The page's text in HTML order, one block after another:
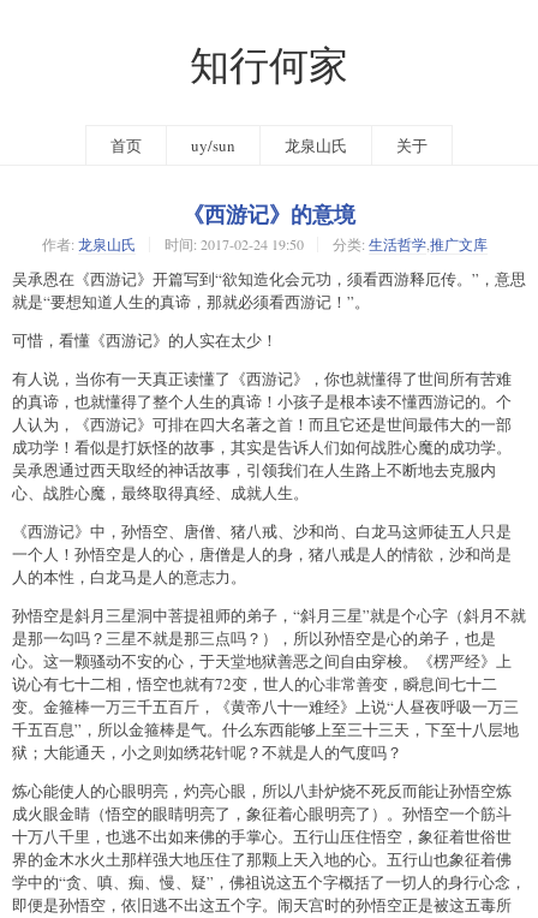
知行何家
首页 uy/sun 龙泉山氏 关于
《西游记》的意境
作者: 龙泉山氏 时间: 2017-02-24 19:50 分类: 生活哲学,推广文库
吴承恩在《西游记》开篇写到“欲知造化会元功，须看西游释厄传。”，意思
就是“要想知道人生的真谛，那就必须看西游记！”。
可惜，看懂《西游记》的人实在太少！
有人说，当你有一天真正读懂了《西游记》，你也就懂得了世间所有苦难
的真谛，也就懂得了整个人生的真谛！小孩子是根本读不懂西游记的。个
人认为，《西游记》可排在四大名著之首！而且它还是世间最伟大的一部
成功学！看似是打妖怪的故事，其实是告诉人们如何战胜心魔的成功学。
吴承恩通过西天取经的神话故事，引领我们在人生路上不断地去克服内
心、战胜心魔，最终取得真经、成就人生。
《西游记》中，孙悟空、唐僧、猪八戒、沙和尚、白龙马这师徒五人只是
一个人！孙悟空是人的心，唐僧是人的身，猪八戒是人的情欲，沙和尚是
人的本性，白龙马是人的意志力。
孙悟空是斜月三星洞中菩提祖师的弟子，“斜月三星”就是个心字（斜月不就
是那一勾吗？三星不就是那三点吗？），所以孙悟空是心的弟子，也是
心。这一颗骚动不安的心，于天堂地狱善恶之间自由穿梭。《楞严经》上
说心有七十二相，悟空也就有72变，世人的心非常善变，瞬息间七十二
变。金箍棒一万三千五百斤，《黄帝八十一难经》上说“人昼夜呼吸一万三
千五百息”，所以金箍棒是气。什么东西能够上至三十三天，下至十八层地
狱；大能通天，小之则如绣花针呢？不就是人的气度吗？
炼心能使人的心眼明亮，灼亮心眼，所以八卦炉烧不死反而能让孙悟空炼
成火眼金睛（悟空的眼睛明亮了，象征着心眼明亮了）。孙悟空一个筋斗
十万八千里，也逃不出如来佛的手掌心。五行山压住悟空，象征着世俗世
界的金木水火土那样强大地压住了那颗上天入地的心。五行山也象征着佛
学中的“贪、嗔、痴、慢、疑”，佛祖说这五个字概括了一切人的身行心念，
即便是孙悟空，依旧逃不出这五个字。闹天宫时的孙悟空正是被这五毒所